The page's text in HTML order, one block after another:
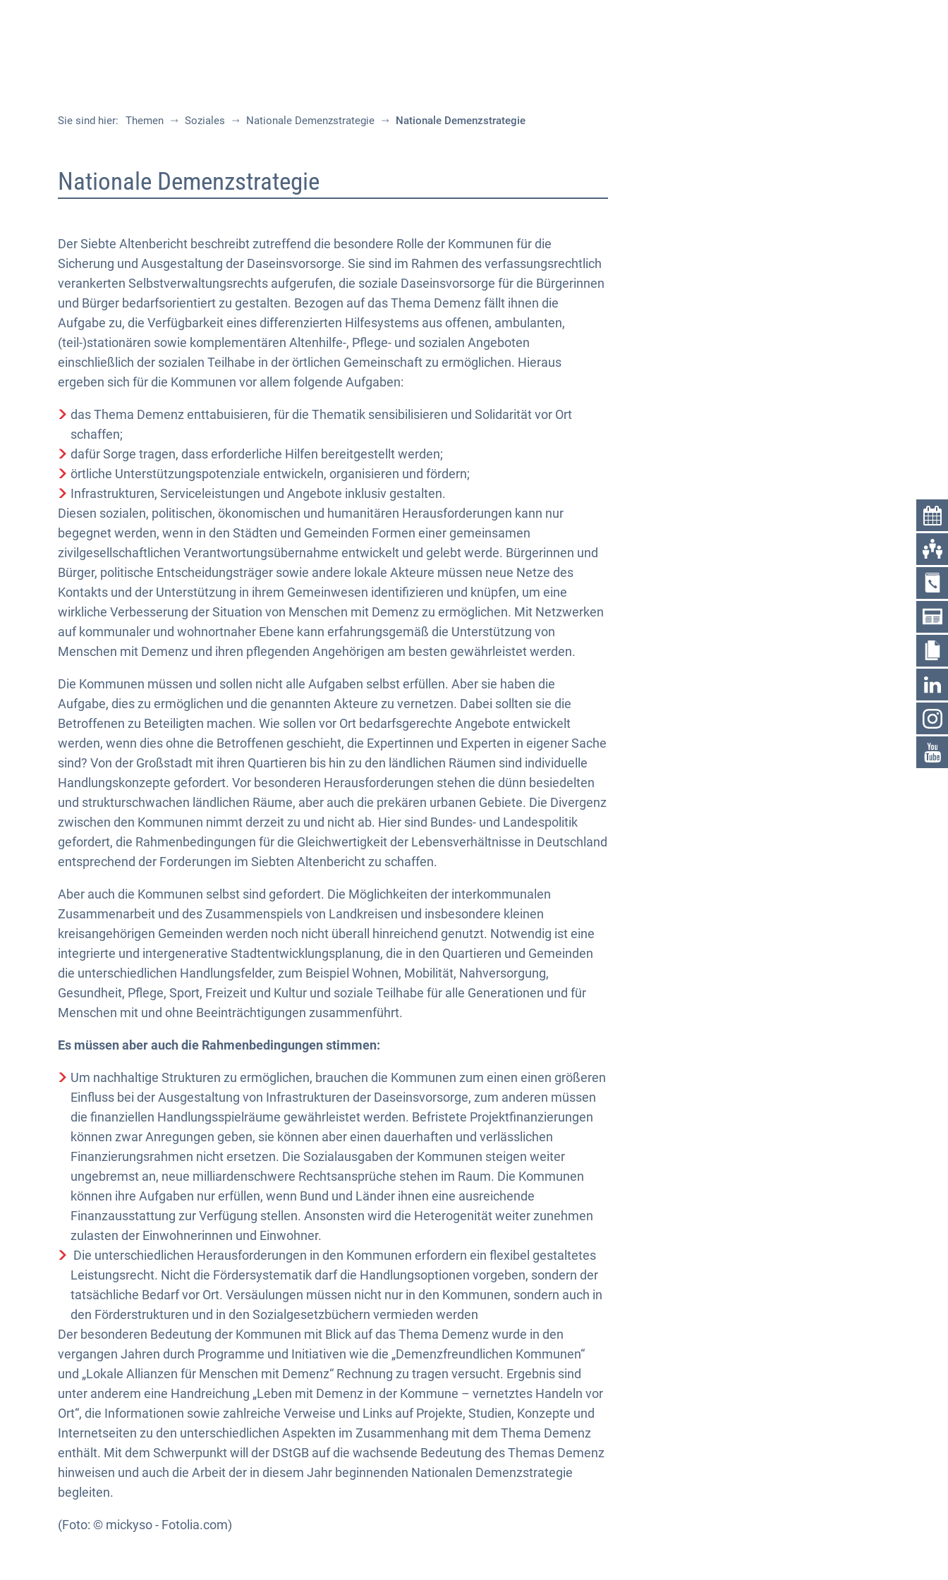
Sie sind hier: Themen Soziales Nationale Demenzstrategie Nationale Demenzstrategie
NationaleNationale Demenzstrategie
Der Siebte Altenbericht beschreibt zutreffend die besondere Rolle der Kommunen für die
Sicherung und Ausgestaltung der Daseinsvorsorge. Sie sind im Rahmen des verfassungsrechtlich
verankerten Selbstverwaltungsrechts aufgerufen, die soziale Daseinsvorsorge für die Bürgerinnen
und Bürger bedarfsorientiert zu gestalten. Bezogen auf das Thema Demenz fällt ihnen die
Aufgabe zu, die Verfügbarkeit eines differenzierten Hilfesystems aus offenen, ambulanten,
(teil-)stationären sowie komplementären Altenhilfe-, Pflege- und sozialen Angeboten
einschließlich der sozialen Teilhabe in der örtlichen Gemeinschaft zu ermöglichen. Hieraus
ergeben sich für die Kommunen vor allem folgende Aufgaben:
das Thema Demenz enttabuisieren, für die Thematik sensibilisieren und Solidarität vor Ort
schaffen;
dafür Sorge tragen, dass erforderliche Hilfen bereitgestellt werden;
örtliche Unterstützungspotenziale entwickeln, organisieren und fördern;
Infrastrukturen, Serviceleistungen und Angebote inklusiv gestalten.
Diesen sozialen, politischen, ökonomischen und humanitären Herausforderungen kann nur
begegnet werden, wenn in den Städten und Gemeinden Formen einer gemeinsamen
zivilgesellschaftlichen Verantwortungsübernahme entwickelt und gelebt werde. Bürgerinnen und
Bürger, politische Entscheidungsträger sowie andere lokale Akteure müssen neue Netze des
Kontakts und der Unterstützung in ihrem Gemeinwesen identifizieren und knüpfen, um eine
wirkliche Verbesserung der Situation von Menschen mit Demenz zu ermöglichen. Mit Netzwerken
auf kommunaler und wohnortnaher Ebene kann erfahrungsgemäß die Unterstützung von
Menschen mit Demenz und ihren pflegenden Angehörigen am besten gewährleistet werden.
Die Kommunen müssen und sollen nicht alle Aufgaben selbst erfüllen. Aber sie haben die
Aufgabe, dies zu ermöglichen und die genannten Akteure zu vernetzen. Dabei sollten sie die
Betroffenen zu Beteiligten machen. Wie sollen vor Ort bedarfsgerechte Angebote entwickelt
werden, wenn dies ohne die Betroffenen geschieht, die Expertinnen und Experten in eigener Sache
sind? Von der Großstadt mit ihren Quartieren bis hin zu den ländlichen Räumen sind individuelle
Handlungskonzepte gefordert. Vor besonderen Herausforderungen stehen die dünn besiedelten
und strukturschwachen ländlichen Räume, aber auch die prekären urbanen Gebiete. Die Divergenz
zwischen den Kommunen nimmt derzeit zu und nicht ab. Hier sind Bundes- und Landespolitik
gefordert, die Rahmenbedingungen für die Gleichwertigkeit der Lebensverhältnisse in Deutschland
entsprechend der Forderungen im Siebten Altenbericht zu schaffen.
Aber auch die Kommunen selbst sind gefordert. Die Möglichkeiten der interkommunalen
Zusammenarbeit und des Zusammenspiels von Landkreisen und insbesondere kleinen
kreisangehörigen Gemeinden werden noch nicht überall hinreichend genutzt. Notwendig ist eine
integrierte und intergenerative Stadtentwicklungsplanung, die in den Quartieren und Gemeinden
die unterschiedlichen Handlungsfelder, zum Beispiel Wohnen, Mobilität, Nahversorgung,
Gesundheit, Pflege, Sport, Freizeit und Kultur und soziale Teilhabe für alle Generationen und für
Menschen mit und ohne Beeinträchtigungen zusammenführt.
Es müssen aber auch die Rahmenbedingungen stimmen:
Um nachhaltige Strukturen zu ermöglichen, brauchen die Kommunen zum einen einen größeren
Einfluss bei der Ausgestaltung von Infrastrukturen der Daseinsvorsorge, zum anderen müssen
die finanziellen Handlungsspielräume gewährleistet werden. Befristete Projektfinanzierungen
können zwar Anregungen geben, sie können aber einen dauerhaften und verlässlichen
Finanzierungsrahmen nicht ersetzen. Die Sozialausgaben der Kommunen steigen weiter
ungebremst an, neue milliardenschwere Rechtsansprüche stehen im Raum. Die Kommunen
können ihre Aufgaben nur erfüllen, wenn Bund und Länder ihnen eine ausreichende
Finanzausstattung zur Verfügung stellen. Ansonsten wird die Heterogenität weiter zunehmen
zulasten der Einwohnerinnen und Einwohner.
Die unterschiedlichen Herausforderungen in den Kommunen erfordern ein flexibel gestaltetes
Leistungsrecht. Nicht die Fördersystematik darf die Handlungsoptionen vorgeben, sondern der
tatsächliche Bedarf vor Ort. Versäulungen müssen nicht nur in den Kommunen, sondern auch in
den Förderstrukturen und in den Sozialgesetzbüchern vermieden werden
Der besonderen Bedeutung der Kommunen mit Blick auf das Thema Demenz wurde in den
vergangen Jahren durch Programme und Initiativen wie die „Demenzfreundlichen Kommunen“
und „Lokale Allianzen für Menschen mit Demenz“ Rechnung zu tragen versucht. Ergebnis sind
unter anderem eine Handreichung „Leben mit Demenz in der Kommune – vernetztes Handeln vor
Ort“, die Informationen sowie zahlreiche Verweise und Links auf Projekte, Studien, Konzepte und
Internetseiten zu den unterschiedlichen Aspekten im Zusammenhang mit dem Thema Demenz
enthält. Mit dem Schwerpunkt will der DStGB auf die wachsende Bedeutung des Themas Demenz
hinweisen und auch die Arbeit der in diesem Jahr beginnenden Nationalen Demenzstrategie
begleiten.
(Foto: © mickyso - Fotolia.com)